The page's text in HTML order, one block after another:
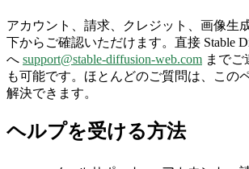
アカウント、請求、クレジット、画像生
下からご確認いただけます。直接 Stable
へ support@stable-diffusion-web.com までご
も可能です。ほとんどのご質問は、この
解決できます。
ヘルプを受ける方法